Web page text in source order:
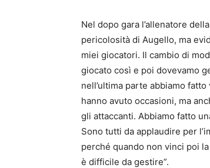
Nel dopo gara l’allenatore
pericolosità di Augello, ma
miei giocatori. Il cambio di
giocato così e poi dovevamo
nell’ultima parte abbiamo
hanno avuto occasioni, ma
gli attaccanti. Abbiamo fatto
Sono tutti da applaudire per
perché quando non vinci poi
è difficile da gestire”.